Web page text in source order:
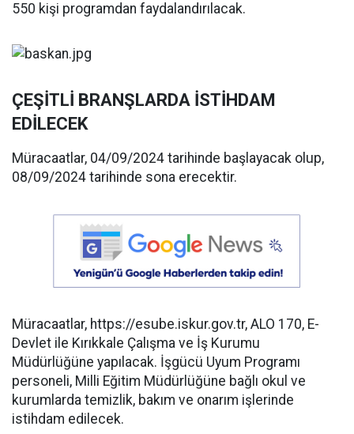
550 kişi programdan faydalandırılacak.
ÇEŞİTLİ BRANŞLARDA İSTİHDAM
EDİLECEK
Müracaatlar, 04/09/2024 tarihinde başlayacak olup,
08/09/2024 tarihinde sona erecektir.
Müracaatlar, https://esube.iskur.gov.tr, ALO 170, E-
Devlet ile Kırıkkale Çalışma ve İş Kurumu
Müdürlüğüne yapılacak. İşgücü Uyum Programı
personeli, Milli Eğitim Müdürlüğüne bağlı okul ve
kurumlarda temizlik, bakım ve onarım işlerinde
istihdam edilecek.